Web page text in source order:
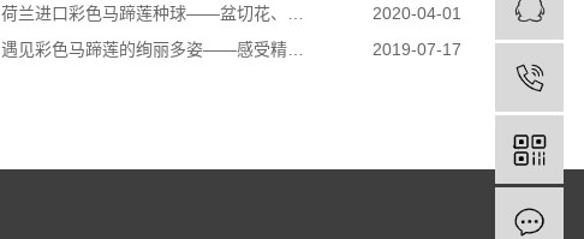
荷兰进口彩色马蹄莲种球——盆切花、花境景观应用效果斐然
2020-04-01
遇见彩色马蹄莲的绚丽多姿——感受精心挑选品质种球的力量
2019-07-17